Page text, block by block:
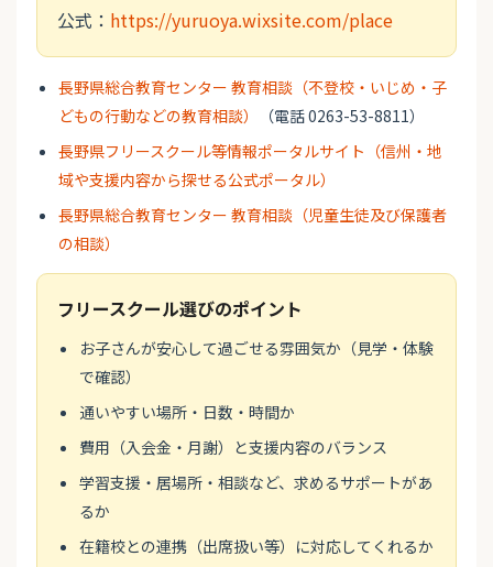
公式： https://yuruoya.wixsite.com/place
長野県総合教育センター 教育相談（不登校・いじめ・子
どもの行動などの教育相談）
（電話 0263-53-8811）
長野県フリースクール等情報ポータルサイト（信州・地
域や支援内容から探せる公式ポータル）
長野県総合教育センター 教育相談（児童生徒及び保護者
の相談）
フリースクール選びのポイント
お子さんが安心して過ごせる雰囲気か（見学・体験
で確認）
通いやすい場所・日数・時間か
費用（入会金・月謝）と支援内容のバランス
学習支援・居場所・相談など、求めるサポートがあ
るか
在籍校との連携（出席扱い等）に対応してくれるか